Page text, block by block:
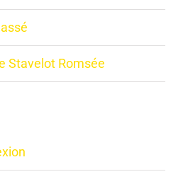
Stavelot Romsée